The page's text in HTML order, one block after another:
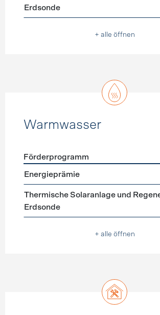
Erdsonde
+ alle öffnen
Warmwasser
Förderprogramme
Förderprogramm
Energieprämie
Thermische Solaranlage und
Erdsonde
+ alle öffnen